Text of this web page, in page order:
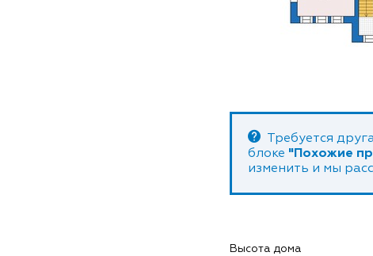
Требуется
блоке "Похожие
изменить и мы
Высота дома